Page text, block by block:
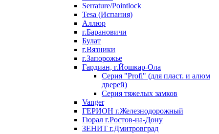
Serrature/Pointlock
Tesa (Испания)
Аллюр
г.Барановичи
Булат
г.Вязники
г.Запорожье
Гардиан, г.Йошкар-Ола
Серия "Profi" (для пласт. и алюм
дверей)
Серия тяжелых замков
Vanger
ГЕРИОН г.Железнодорожный
Гюрал г.Ростов-на-Дону
ЗЕНИТ г.Дмитровград